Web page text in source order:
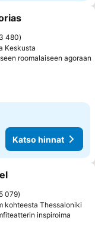
3 480
Keskusta
roomalaiseen agoraan
Katso hinnat
5 079
kohteesta Thessaloniki
inspiroima